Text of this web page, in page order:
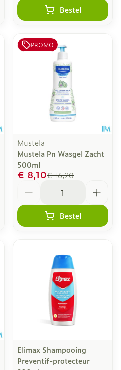
Bestel
PROMO
Mustela
Mustela Pn Wasgel Zacht
500ml
€ 16,20
€ 8,10
Bestel
Elimax Shampooing
Preventif-protecteur